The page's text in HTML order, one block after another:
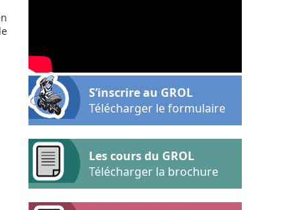
S’inscrire au GROL
Télécharger le formulaire
Les cours du GROL
Télécharger la brochure